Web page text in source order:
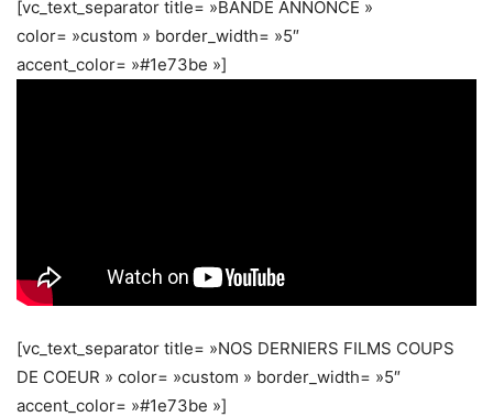
[vc_text_separator title= »BANDE ANNONCE »
color= »custom » border_width= »5″
accent_color= »#1e73be »]
[vc_text_separator title= »NOS DERNIERS FILMS COUPS
DE COEUR » color= »custom » border_width= »5″
accent_color= »#1e73be »]